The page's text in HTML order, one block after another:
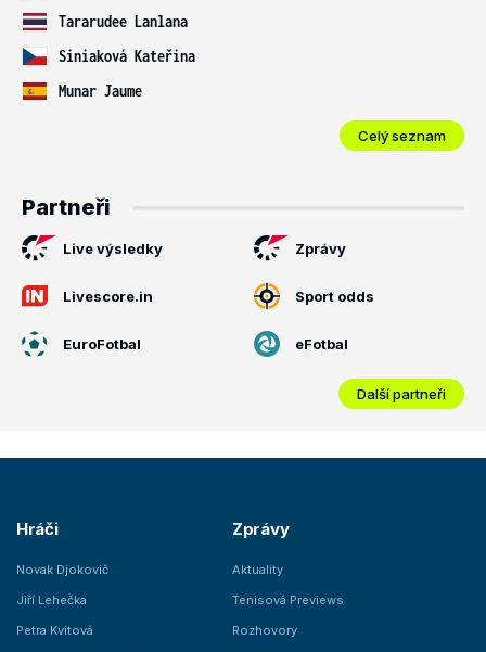
Tararudee Lanlana
Siniaková Kateřina
Munar Jaume
Celý seznam
Partneři
Live výsledky Zprávy
Livescore.in Sport odds
EuroFotbal eFotbal
Další partneři
Hráči
Novak Djokovič
Jiří Lehečka
Petra Kvitová
Zprávy
Aktuality
Tenisová Previews
Rozhovory